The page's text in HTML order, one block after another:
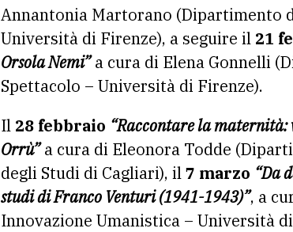
Annantonia Martorano (Dipartimento
Università di Firenze), a seguire il 21
Orsola Nemi”a cura di Elena Gonnelli
Spettacolo – Università di Firenze).
Il 28 febbraio “Raccontare la maternità:
Orrù”a cura di Eleonora Todde
degli Studi di Cagliari), il7 marzo “Da
studi di Franco Venturi (1941-1943)”, a
Innovazione Umanistica – Università